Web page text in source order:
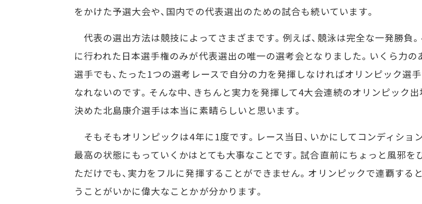
をかけた予選大会や、国内での代表選出のための試合も続いています。
代表の選出方法は競技によってさまざまです。例えば、競泳は完全な一発勝負
に行われた日本選手権のみが代表選出の唯一の選考会となりました。いくら力の
選手でも、たった1つの選考レースで自分の力を発揮しなければオリンピック選
なれないのです。そんな中、きちんと実力を発揮して4大会連続のオリンピック出
決めた北島康介選手は本当に素晴らしいと思います。
そもそもオリンピックは4年に1度です。レース当日、いかにしてコンディショ
最高の状態にもっていくかはとても大事なことです。試合直前にちょっと風邪を
ただけでも、実力をフルに発揮することができません。オリンピックで連覇する
うことがいかに偉大なことかが分かります。